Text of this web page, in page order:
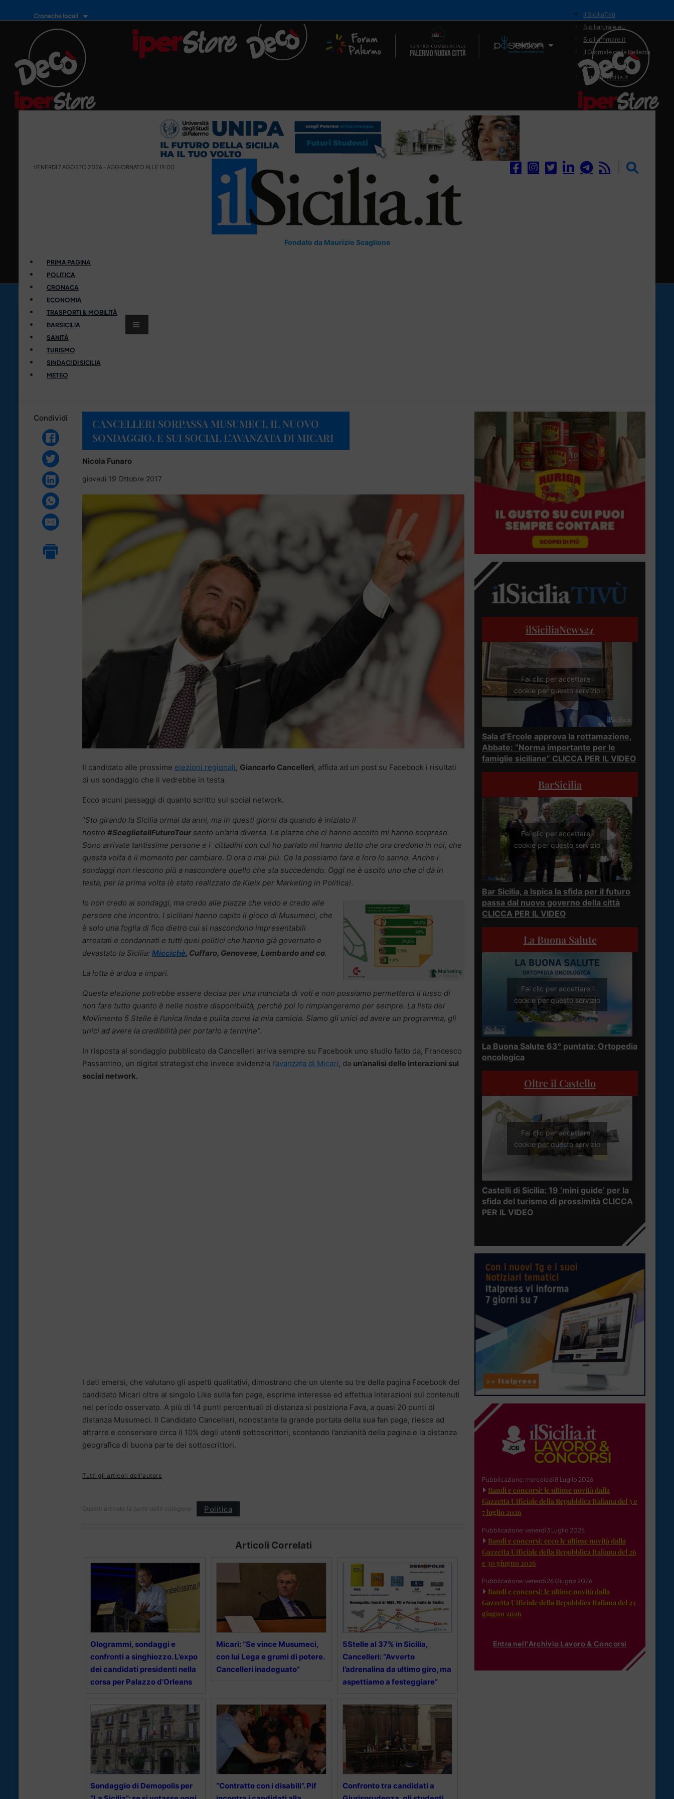
Cronache locali
Il Network
il SiciliaTivù
Siciliarurale.eu
Siciliammare.it
Il Giornale della Bellezza
Siciliamedica.it
Sanitainsicilia.it
VENERDÌ 7 AGOSTO 2026 - AGGIORNATO ALLE 19:00
Fondato da Maurizio Scaglione
PRIMA PAGINA
POLITICA
CRONACA
ECONOMIA
TRASPORTI & MOBILITÀ
BARSICILIA
SANITÀ
TURISMO
SINDACI DI SICILIA
METEO
Condividi
CANCELLERI SORPASSA MUSUMECI, IL NUOVO
SONDAGGIO. E SUI SOCIAL L’AVANZATA DI MICARI
Nicola Funaro
giovedì 19 Ottobre 2017
Il candidato alle prossime elezioni regionali, Giancarlo Cancelleri, affida ad un post su Facebook i risultati
di un sondaggio che li vedrebbe in testa.
Ecco alcuni passaggi di quanto scritto sul social network.
“Sto girando la Sicilia ormai da anni, ma in questi giorni da quando è iniziato il
nostro #SceglieteIlFuturoToursento un’aria diversa. Le piazze che ci hanno accolto mi hanno sorpreso.
Sono arrivate tantissime persone e i cittadini con cui ho parlato mi hanno detto che ora credono in noi, che
questa volta è il momento per cambiare. O ora o mai più. Ce la possiamo fare e loro lo sanno. Anche i
sondaggi non riescono più a nascondere quello che sta succedendo. Oggi ne è uscito uno che ci dà in
testa, per la prima volta (è stato realizzato da Kleix per Marketing in Politica).
Io non credo ai sondaggi, ma credo alle piazze che vedo e credo alle
persone che incontro. I siciliani hanno capito il gioco di Musumeci, che
è solo una foglia di fico dietro cui si nascondono impresentabili
arrestati e condannati e tutti quei politici che hanno già governato e
devastato la Sicilia: Miccichè, Cuffaro, Genovese, Lombardo and co.
La lotta è ardua e impari.
Questa elezione potrebbe essere decisa per una manciata di voti e non possiamo permetterci il lusso di
non fare tutto quanto è nelle nostre disponibilità, perchè poi lo rimpiangeremo per sempre. La lista del
MoVimento 5 Stelle è l’unica linda e pulita come la mia camicia. Siamo gli unici ad avere un programma, gli
unici ad avere la credibilità per portarlo a termine”.
In risposta al sondaggio pubblicato da Cancelleri arriva sempre su Facebook uno studio fatto da, Francesco
Passantino, un digital strategist che invece evidenzia l’avanzata di Micari, da un’analisi delle interazioni sul
social network.
I dati emersi, che valutano gli aspetti qualitativi, dimostrano che un utente su tre della pagina Facebook del
candidato Micari oltre al singolo Like sulla fan page, esprime interesse ed effettua interazioni sui contenuti
nel periodo osservato. A più di 14 punti percentuali di distanza si posiziona Fava, a quasi 20 punti di
distanza Musumeci. Il Candidato Cancelleri, nonostante la grande portata della sua fan page, riesce ad
attrarre e conservare circa il 10% degli utenti sottoscrittori, scontando l’anzianità della pagina e la distanza
geografica di buona parte dei sottoscrittori.
Tutti gli articoli dell'autore
Questo articolo fa parte delle categorie: Politica
Articoli Correlati
Ologrammi, sondaggi e
confronti a singhiozzo. L’expo
dei candidati presidenti nella
corsa per Palazzo d’Orleans
Micari: “Se vince Musumeci,
con lui Lega e grumi di potere.
Cancelleri inadeguato”
5Stelle al 37% in Sicilia,
Cancelleri: “Avverto
l’adrenalina da ultimo giro, ma
aspettiamo a festeggiare”
Sondaggio di Demopolis per
“Contratto con i disabili”. Pif
Confronto tra candidati a
ilSiciliaNews24
Fai clic per accettare i
cookie per questo servizio
Sala d’Ercole approva la rottamazione,
Abbate: “Norma importante per le
famiglie siciliane” CLICCA PER IL VIDEO
BarSicilia
Fai clic per accettare i
cookie per questo servizio
Bar Sicilia, a Ispica la sfida per il futuro
passa dal nuovo governo della città
CLICCA PER IL VIDEO
La Buona Salute
Fai clic per accettare i
cookie per questo servizio
La Buona Salute 63° puntata: Ortopedia
oncologica
Oltre il Castello
Fai clic per accettare i
cookie per questo servizio
Castelli di Sicilia: 19 ‘mini guide’ per la
sfida del turismo di prossimità CLICCA
PER IL VIDEO
Pubblicazione: mercoledì 8 Luglio 2026
Bandi e concorsi: le ultime novità dalla
Gazzetta Ufficiale della Repubblica Italiana del 3 e
7 luglio 2026
Pubblicazione: venerdì 3 Luglio 2026
Bandi e concorsi: ecco le ultime novità dalla
Gazzetta Ufficiale della Repubblica Italiana del 26
e 30 giugno 2026
Pubblicazione: venerdì 26 Giugno 2026
Bandi e concorsi: le ultime novità dalla
Gazzetta Ufficiale della Repubblica Italiana del 23
giugno 2026
Entra nell'Archivio Lavoro & Concorsi